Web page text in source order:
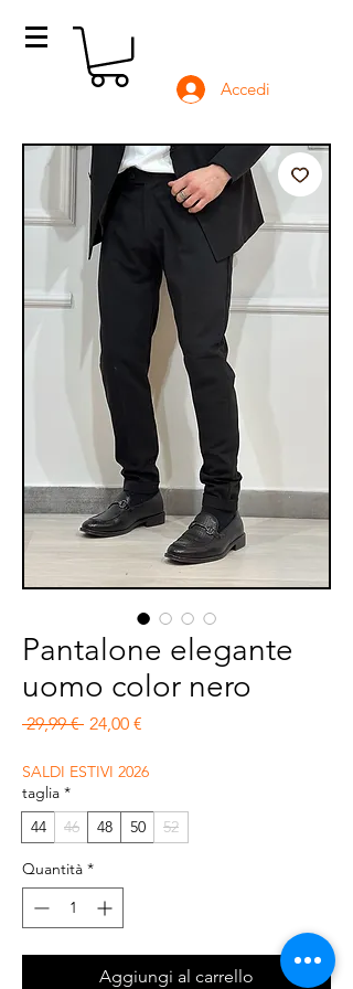
Accedi
Pantalone elegante
uomo color nero
29,99 € Prezzo regolare
24,00 €
SALDI ESTIVI 2026
taglia *
44
46 48 50 52
Quantità *
Aggiungi al carrello